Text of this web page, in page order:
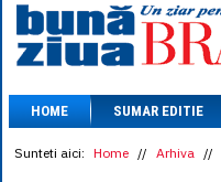
HOME SUMAR EDITIE
Sunteti aici: Home // Arhiva //